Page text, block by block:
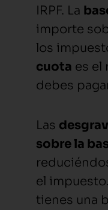
IRPF. La
importe
los
cuota es el
debes
Las
sobre la
el
tienes una